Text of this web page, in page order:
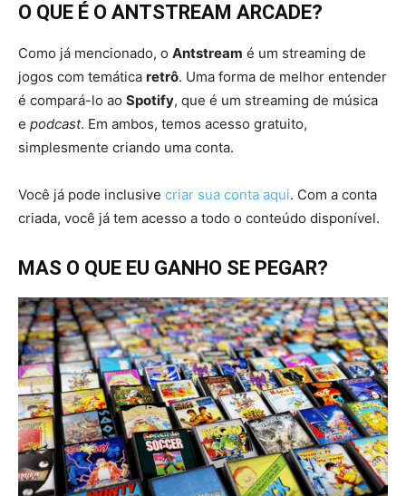
O QUE É O ANTSTREAM ARCADE?
Como já mencionado, o Antstream é um streaming de
jogos com temática retrô. Uma forma de melhor entender
é compará-lo ao Spotify, que é um streaming de música
e podcast. Em ambos, temos acesso gratuito,
simplesmente criando uma conta.
Você já pode inclusive criar sua conta aqui. Com a conta
criada, você já tem acesso a todo o conteúdo disponível.
MAS O QUE EU GANHO SE PEGAR?